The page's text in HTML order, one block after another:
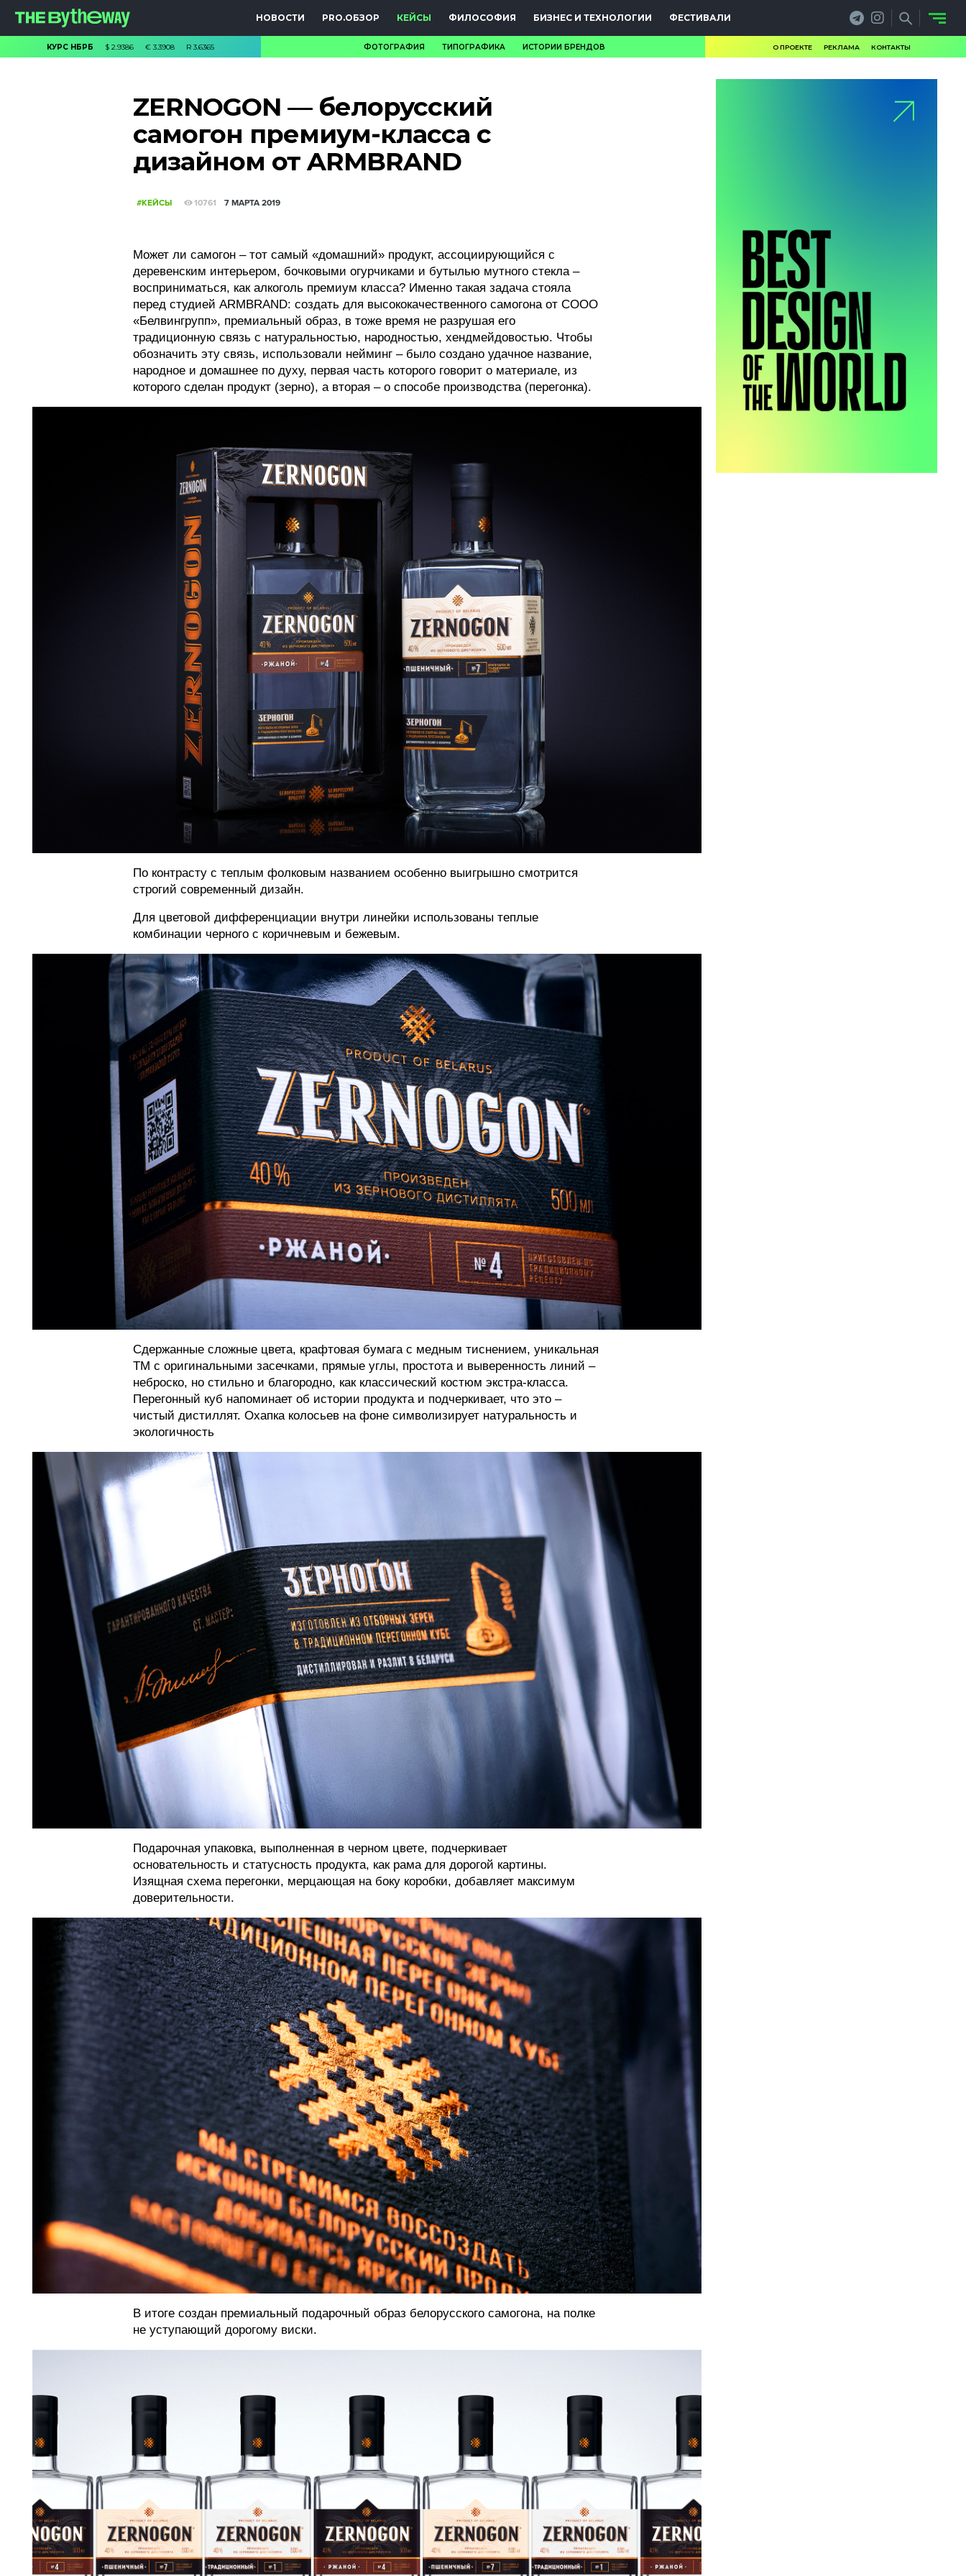
НОВОСТИ PRO.ОБЗОР КЕЙСЫ ФИЛОСОФИЯ БИЗНЕС И ТЕХНОЛОГИИ ФЕСТИВАЛИ
КУРС НБРБ $2.9386 € 3.3908 R3.6365 ФОТОГРАФИЯ ТИПОГРАФИКА ИСТОРИИ БРЕНДОВ О ПРОЕКТЕ РЕКЛАМА КОНТАКТЫ
ZERNOGON — белорусский
самогон премиум-класса с
дизайном от ARMBRAND
#КЕЙСЫ 10761 7 МАРТА 2019
Может ли самогон – тот самый «домашний» продукт, ассоциирующийся с
деревенским интерьером, бочковыми огурчиками и бутылью мутного стекла –
восприниматься, как алкоголь премиум класса? Именно такая задача стояла
перед студией ARMBRAND: создать для высококачественного самогона от СООО
«Белвингрупп», премиальный образ, в тоже время не разрушая его
традиционную связь с натуральностью, народностью, хендмейдовостью. Чтобы
обозначить эту связь, использовали нейминг – было создано удачное название,
народное и домашнее по духу, первая часть которого говорит о материале, из
которого сделан продукт (зерно), а вторая – о способе производства (перегонка).
По контрасту с теплым фолковым названием особенно выигрышно смотрится
строгий современный дизайн.
Для цветовой дифференциации внутри линейки использованы теплые
комбинации черного с коричневым и бежевым.
Сдержанные сложные цвета, крафтовая бумага с медным тиснением, уникальная
ТМ с оригинальными засечками, прямые углы, простота и выверенность линий –
неброско, но стильно и благородно, как классический костюм экстра-класса.
Перегонный куб напоминает об истории продукта и подчеркивает, что это –
чистый дистиллят. Охапка колосьев на фоне символизирует натуральность и
экологичность
Подарочная упаковка, выполненная в черном цвете, подчеркивает
основательность и статусность продукта, как рама для дорогой картины.
Изящная схема перегонки, мерцающая на боку коробки, добавляет максимум
доверительности.
В итоге создан премиальный подарочный образ белорусского самогона, на полке
не уступающий дорогому виски.
PRO.ОБЗОР
КЕЙСЫ
ТЕХНОЛОГИИ
ФЕСТИВАЛИ
ФОТОГРАФИЯ
ТИПОГРАФИКА
РЕКЛАМА
КОНТАКТЫ